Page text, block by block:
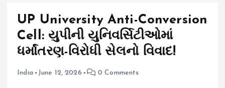
UP University Anti-Conversion
Cell: યુપીની યુનિવર્સિટીઓમાં
ધર્માંતરણ-વિરોધી સેલનો વિવાદ!
India June 12, 2026 0 Comments